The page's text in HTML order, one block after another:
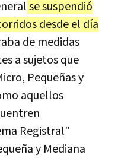
se suspendió
desde el día
de medidas
a sujetos que
Pequeñas y
aquellos
Registral"
y Mediana